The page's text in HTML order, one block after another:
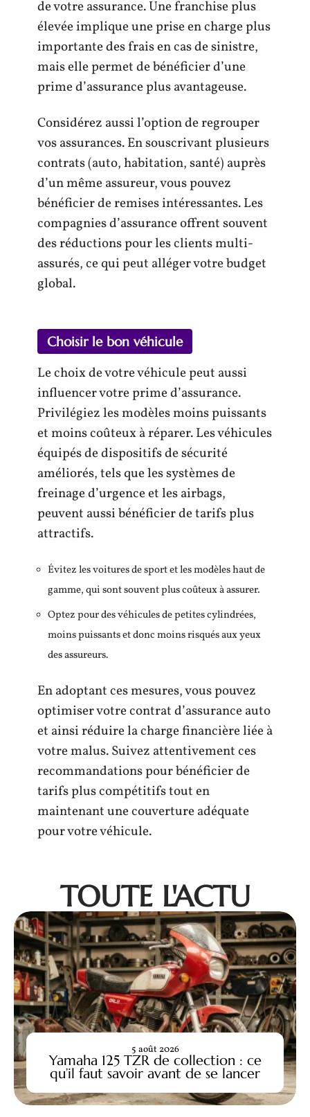
de votre assurance. Une franchise plus
élevée implique une prise en charge plus
importante des frais en cas de sinistre,
mais elle permet de bénéficier d’une
prime d’assurance plus avantageuse.
Considérez aussi l’option de regrouper
vos assurances. En souscrivant plusieurs
contrats (auto, habitation, santé) auprès
d’un même assureur, vous pouvez
bénéficier de remises intéressantes. Les
compagnies d’assurance offrent souvent
des réductions pour les clients multi-
assurés, ce qui peut alléger votre budget
global.
Choisir le bon véhicule
Le choix de votre véhicule peut aussi
influencer votre prime d’assurance.
Privilégiez les modèles moins puissants
et moins coûteux à réparer. Les véhicules
équipés de dispositifs de sécurité
améliorés, tels que les systèmes de
freinage d’urgence et les airbags,
peuvent aussi bénéficier de tarifs plus
attractifs.
Évitez les voitures de sport et les modèles haut de
gamme, qui sont souvent plus coûteux à assurer.
Optez pour des véhicules de petites cylindrées,
moins puissants et donc moins risqués aux yeux
des assureurs.
En adoptant ces mesures, vous pouvez
optimiser votre contrat d’assurance auto
et ainsi réduire la charge financière liée à
votre malus. Suivez attentivement ces
recommandations pour bénéficier de
tarifs plus compétitifs tout en
maintenant une couverture adéquate
pour votre véhicule.
TOUTE L'ACTU
Yamaha 125 TZR de collection : ce
qu’il faut savoir avant de se lancer
5 août 2026